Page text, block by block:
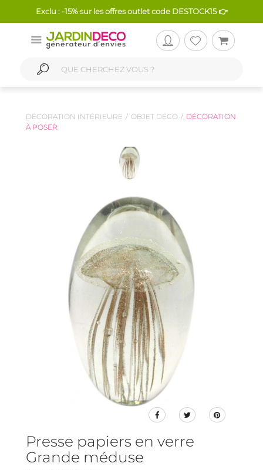
Exclu : -15% sur les offres outlet code DESTOCK15 👉
DÉCORATION INTÉRIEURE OBJET DÉCO
DÉCORATION
À POSER
Presse papiers en verre
Grande méduse